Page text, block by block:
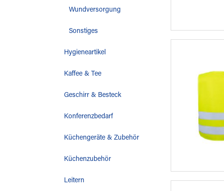
Wundversorgung
Sonstiges
Hygieneartikel
Kaffee & Tee
Geschirr & Besteck
Konferenzbedarf
Küchengeräte & Zubehör
Küchenzubehör
Leitern